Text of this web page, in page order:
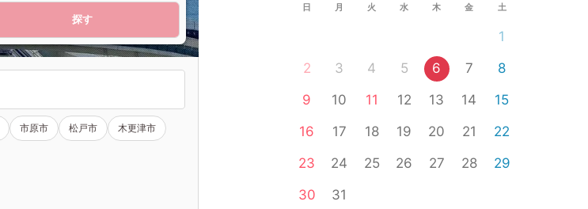
探す
市原市 松戸市 木更津市
日 月 火 水 木 金 土
1
2
3 4 5 6 7
8
9
10 11 12 13 14
15
16
17 18 19 20 21
22
23
24 25 26 27 28
29
30
31